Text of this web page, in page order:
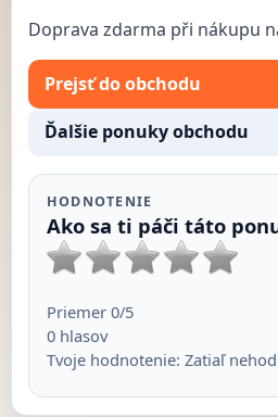
Doprava zdarma při nákupu
Prejsť do obchodu
Ďalšie ponuky obchodu
HODNOTENIE
Ako sa ti páči táto
Priemer 0/5
0hlasov
Tvoje hodnotenie: Zatiaľ